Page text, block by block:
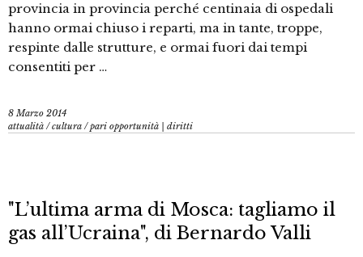
provincia in provincia perché centinaia di ospedali
hanno ormai chiuso i reparti, ma in tante, troppe,
respinte dalle strutture, e ormai fuori dai tempi
consentiti per …
8 Marzo 2014
attualità /cultura /pari opportunità | diritti
"L’ultima arma di Mosca: tagliamo il
gas all’Ucraina", di Bernardo Valli